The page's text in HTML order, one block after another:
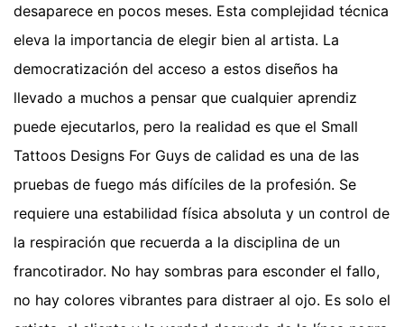
desaparece en pocos meses. Esta complejidad técnica
eleva la importancia de elegir bien al artista. La
democratización del acceso a estos diseños ha
llevado a muchos a pensar que cualquier aprendiz
puede ejecutarlos, pero la realidad es que el Small
Tattoos Designs For Guys de calidad es una de las
pruebas de fuego más difíciles de la profesión. Se
requiere una estabilidad física absoluta y un control de
la respiración que recuerda a la disciplina de un
francotirador. No hay sombras para esconder el fallo,
no hay colores vibrantes para distraer al ojo. Es solo el